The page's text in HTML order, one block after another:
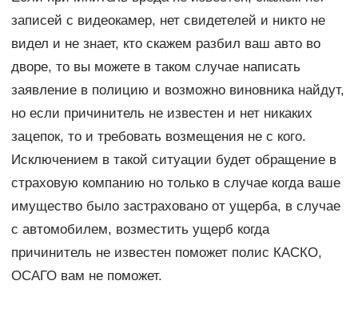
записей с видеокамер, нет свидетелей и никто не
видел и не знает, кто скажем разбил ваш авто во
дворе, то вы можете в таком случае написать
заявление в полицию и возможно виновника найдут,
но если причинитель не известен и нет никаких
зацепок, то и требовать возмещения не с кого.
Исключением в такой ситуации будет обращение в
страховую компанию но только в случае когда ваше
имущество было застраховано от ущерба, в случае
с автомобилем, возместить ущерб когда
причинитель не известен поможет полис КАСКО,
ОСАГО вам не поможет.